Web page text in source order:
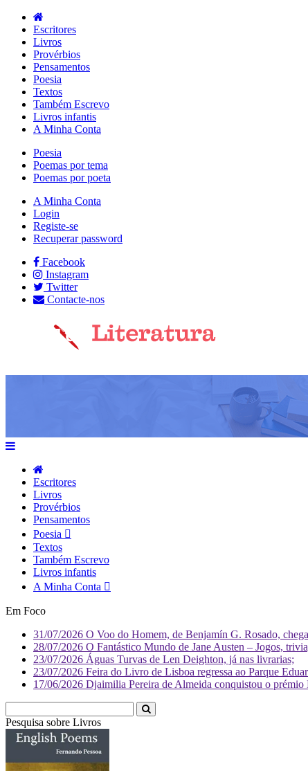
Escritores
Livros
Provérbios
Pensamentos
Poesia
Textos
Também Escrevo
Livros infantis
A Minha Conta
Poesia
Poemas por tema
Poemas por poeta
A Minha Conta
Login
Registe-se
Recuperar password
Facebook
Instagram
Twitter
Contacte-nos
Escritores
Livros
Provérbios
Pensamentos
Poesia
Textos
Também Escrevo
Livros infantis
A Minha Conta
Em Foco
31/07/2026 O Voo do Homem, de Benjamín G. Rosado,
28/07/2026 O Fantástico Mundo de Jane Austen – Jogos,
23/07/2026 Águas Turvas de Len Deighton, já nas livrarias;
23/07/2026 Feira do Livro de Lisboa regressa ao Parque
17/06/2026 Djaimilia Pereira de Almeida conquistou o
Pesquisa sobre Livr